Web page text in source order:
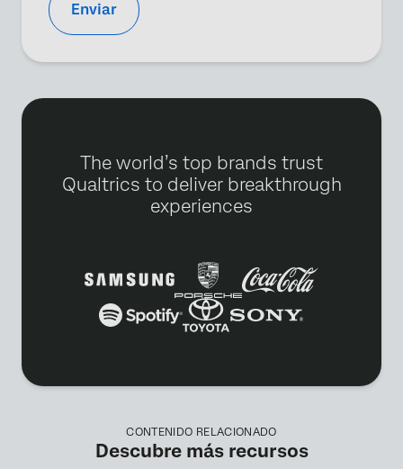
Enviar
The world’s top brands trust
Qualtrics to deliver breakthrough
experiences
CONTENIDO RELACIONADO
Descubre más recursos